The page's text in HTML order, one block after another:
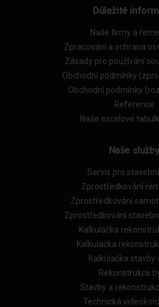
Důležité
Naše firmy a
Zpracování a ochrana
Zásady pro používání
Obchodní podmínky
Obchodní podmínky
Reference
Naše excelové
Naše služby
Servis pro
Zprostředkování
Zprostředkování
Zprostředkování
Kalkulačka
Kalkulačka
Kalkulačka stavby
Rekonstrukce
Stavby a
Technická